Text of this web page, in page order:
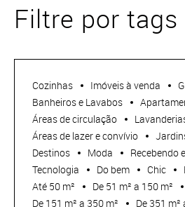
Filtre por tags
Cozinhas Imóveis à venda
Banheiros e Lavabos
Áreas de circulação
Áreas de lazer e convívio
Destinos
Moda Recebendo
Tecnologia
Do bem Chic
Até 50 m²
De 51 m² a 150 m²
De 151 m² a 350 m²
De 351 m²